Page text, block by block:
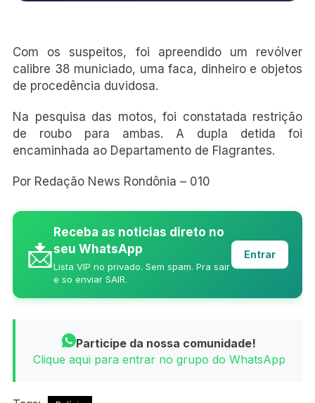
Com os suspeitos, foi apreendido um revólver
calibre 38 municiado, uma faca, dinheiro e objetos
de procedência duvidosa.
Na pesquisa das motos, foi constatada restrição
de roubo para ambas. A dupla detida foi
encaminhada ao Departamento de Flagrantes.
Por Redação News Rondônia – 010
📩
Receba as noticias direto no
seu WhatsApp
Lista VIP no privado. Sem spam. Pra sair
e so enviar SAIR.
Entrar
Participe da nossa comunidade!
Clique aqui para entrar no grupo do WhatsApp